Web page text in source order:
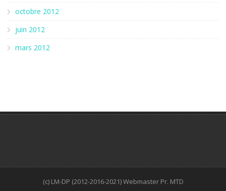
octobre 2012
juin 2012
mars 2012
(c) LM-DP (2012-2016-2021) Webmaster Pr. MTD